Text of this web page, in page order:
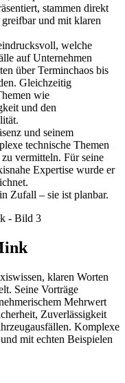
stammen direkt
und mit klaren
welche
auf Unternehmen
über Terminchaos bis
Gleichzeitig
wie
und den
und seinem
technische Themen
vermitteln. Für seine
Expertise wurde er
Zufall – sie ist planbar.
klaren Worten
Seine Vorträge
Mehrwert
Zuverlässigkeit
Komplexe
mit echten Beispielen